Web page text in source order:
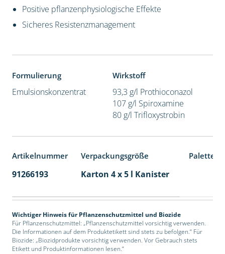
Positive pflanzenphysiologische Effekte
Sicheres Resistenzmanagement
Formulierung
Emulsionskonzentrat
Wirkstoff
93,3 g/l Prothioconazol
107 g/l Spiroxamine
80 g/l Trifloxystrobin
Artikelnummer Verpackungsgröße
91266193 Karton 4 x 5 l Kanister
Wichtiger Hinweis für Pflanzenschutzmittel und Biozide
Für Pflanzenschutzmittel: „Pflanzenschutzmittel vorsichtig verwenden.
Die Informationen auf dem Produktetikett sind stets zu befolgen.“ Für
Biozide: „Biozidprodukte vorsichtig verwenden. Vor Gebrauch stets
Etikett und Produktinformationen lesen.“